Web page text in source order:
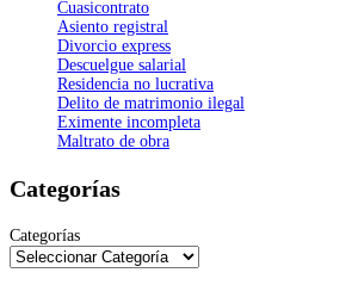
Cuasicontrato
Asiento registral
Divorcio express
Descuelgue salarial
Residencia no lucrativa
Delito de matrimonio ilegal
Eximente incompleta
Maltrato de obra
Categorías
Categorías